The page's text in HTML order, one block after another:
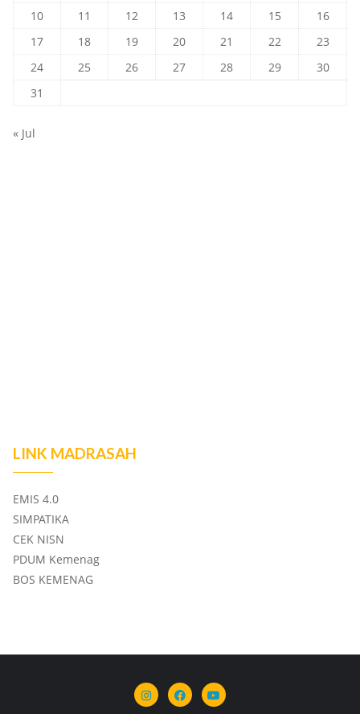
10
11 12 13 14 15
16
17
18 19 20 21 22
23
24
25 26 27 28 29
30
31
« Jul
LINK MADRASAH
EMIS 4.0
SIMPATIKA
CEK NISN
PDUM Kemenag
BOS KEMENAG